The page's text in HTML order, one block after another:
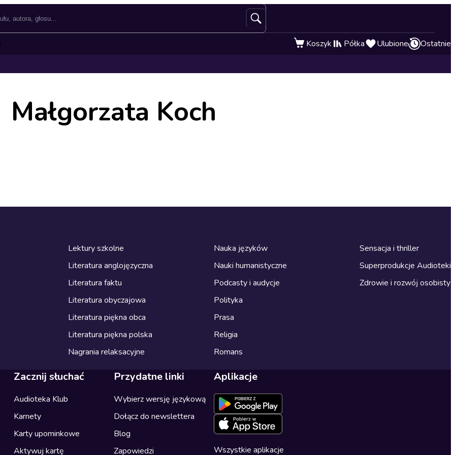
Koszyk Półka Ulubione Ostatnie
Małgorzata Koch
Lektury szkolne
Literatura anglojęzyczna
Literatura faktu
Literatura obyczajowa
Literatura piękna obca
Literatura piękna polska
Nagrania relaksacyjne
Nauka języków
Nauki humanistyczne
Podcasty i audycje
Polityka
Prasa
Religia
Romans
Sensacja i thriller
Superprodukcje Audioteki
Zdrowie i rozwój osobisty
Zacznij słuchać
Audioteka Klub
Karnety
Karty upominkowe
Aktywuj kartę
Przydatne linki
Wybierz wersję językową
Dołącz do newslettera
Blog
Zapowiedzi
Aplikacje
Wszystkie aplikacje